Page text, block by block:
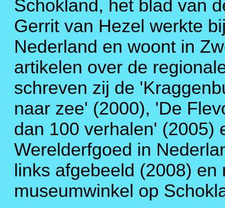
Schokland, het blad van
Gerrit van Hezel werkte
Nederland en woont in
artikelen over de
schreven zij de
naar zee' (2000), 'De
dan 100 verhalen' (2005)
Werelderfgoed in
links afgebeeld (2008)
museumwinkel op